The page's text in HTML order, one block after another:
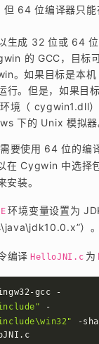
但 64 位编译器只
生成 32 位或 64 位
的 GCC，目标
。如果目标是本
行。但是，如果目
境（ cygwin1.dll
下的 Unix 模拟器
要使用 64 位的编
在 Cygwin 中选择
安装。
环境变量设置为
）。
编译 HelloJNI.c 为
gcc -
-
-